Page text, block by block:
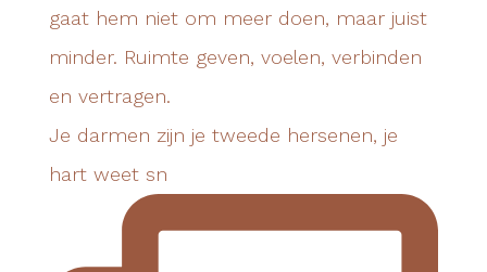
Je darmen zijn je tweede hersenen, je
hart weet sn